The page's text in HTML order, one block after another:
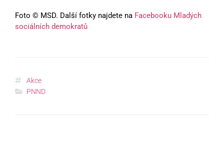
Foto © MSD. Další fotky najdete na Facebooku Mladých
sociálních demokratů
Akce
PNND